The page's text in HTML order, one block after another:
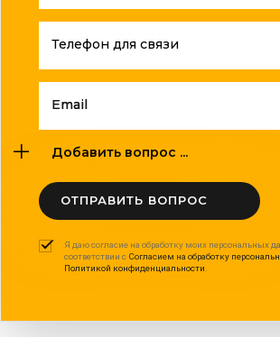
Телефон для связи
Email
Добавить вопрос ...
ОТПРАВИТЬ ВОПРОС
Я даю согласие на обработку моих персональных
соответствии с Согласием на обработку
Политикой конфиденциальности